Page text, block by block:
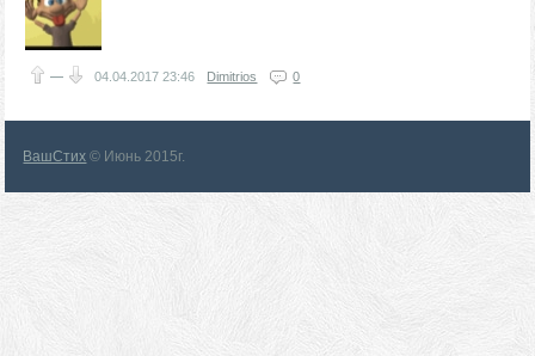
— 04.04.201723:46 Dimitrios 0
ВашСтих © Июнь 2015г.